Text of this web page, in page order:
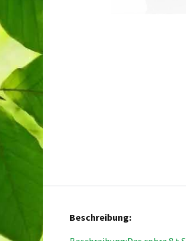
Beschreibung: